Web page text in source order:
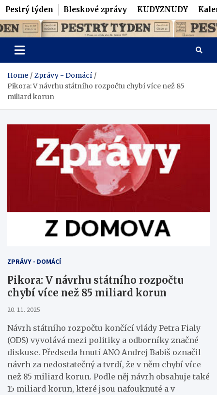
Pestrý týden Bleskové zprávy KUDYZNUDY
Skip
to
content
Pestrý Týden
Home
Zprávy - Domácí
Pikora: V návrhu státního rozpočtu chybí více než 85
miliard korun
ZPRÁVY - DOMÁCÍ
Pikora: V návrhu státního rozpočtu
chybí více než 85 miliard korun
20. 11. 2025
Návrh státního rozpočtu končící vlády Petra Fialy
(ODS) vyvolává mezi politiky a odborníky značné
diskuse. Předseda hnutí ANO Andrej Babiš označil
návrh za nedostatečný a tvrdí, že v něm chybí více
než 85 miliard korun. Podle něj návrh obsahuje také
15 miliard korun, které jsou nafouknuté a v